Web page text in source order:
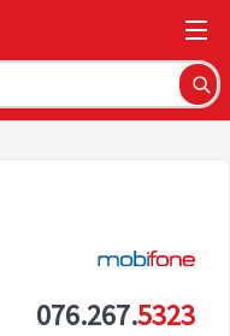
076.267.5323